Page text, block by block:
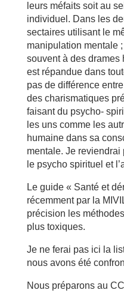
leurs méfaits soit au
individuel. Dans les
sectaires utilisant le
manipulation mentale
souvent à des drames
est répandue dans
pas de différence
des charismatiques
faisant du psycho-
les uns comme les
humaine dans sa
mentale. Je reviendrai
le psycho spirituel et
Le guide « Santé et
récemment par la
précision les
plus toxiques.
Je ne ferai pas ici la
nous avons été
Nous préparons au